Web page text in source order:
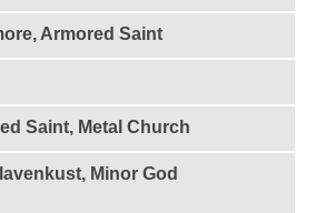
Armored Saint
Saint, Metal Church
Minor God